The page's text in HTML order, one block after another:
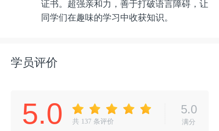
证书。超强亲和力，善于打破语言障碍，让
同学们在趣味的学习中收获知识。
学员评价
5.0 共 137 条评价
5.0
满分